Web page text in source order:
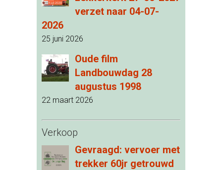
verzet naar 04-07-
2026
25 juni 2026
Oude film
Landbouwdag 28
augustus 1998
22 maart 2026
Verkoop
Gevraagd: vervoer met
trekker 60jr getrouwd